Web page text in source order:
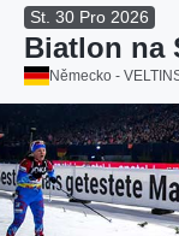
St. 30 Pro 2026
Biatlon na
Německo -